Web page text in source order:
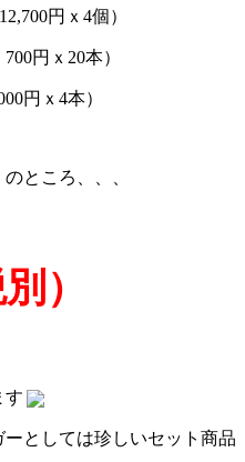
円ｘ4個）
円ｘ20本）
円ｘ4本）
のところ、、、
）
す
としては珍しいセット商品